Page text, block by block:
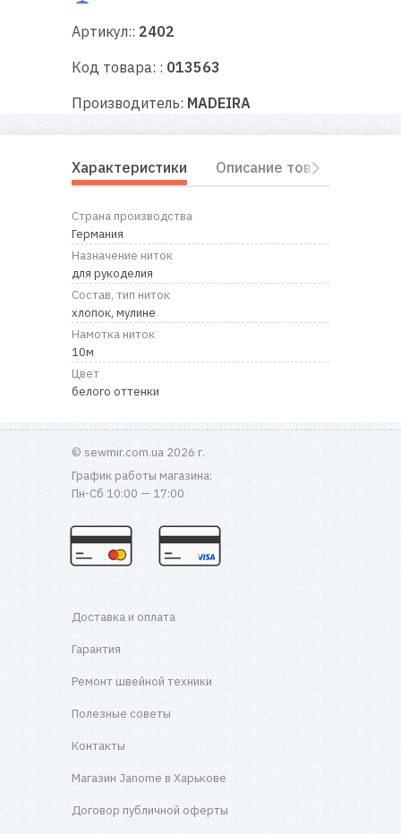
Артикул:: 2402
Код товара: : 013563
Производитель: MADEIRA
Характеристики Описание товара
Страна производства
Германия
Назначение ниток
для рукоделия
Состав, тип ниток
хлопок, мулине
Намотка ниток
10м
Цвет
белого оттенки
© sewmir.com.ua 2026 г.
График работы магазина:
Пн-Сб 10:00 — 17:00
Доставка и оплата
Гарантия
Ремонт швейной техники
Полезные советы
Контакты
Магазин Janome в Харькове
Договор публичной оферты